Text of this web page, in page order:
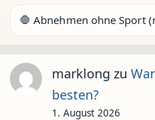
🛑 Abnehmen ohne Sport
marklong zu
besten?
1. August 2026